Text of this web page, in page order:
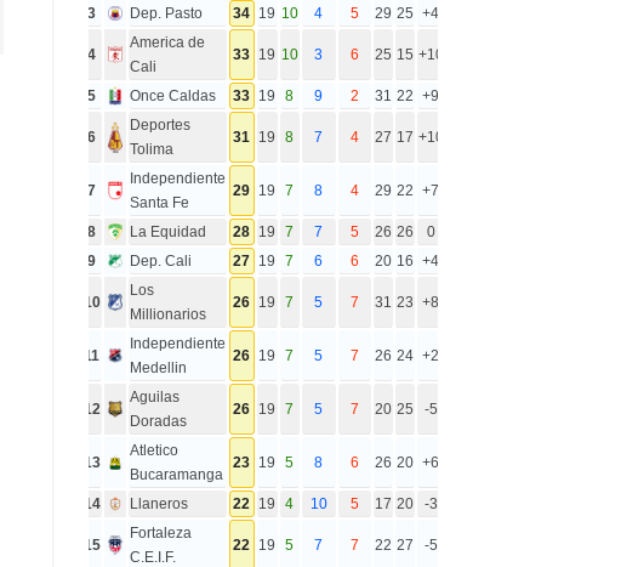
3
Dep. Pasto 34 19 10 4 5 29 25 +4
4
America de
Cali
33 19 10 3 6 25 15 +10
5 Once Caldas 33 19 8 9 2 31 22 +9
6
Deportes
Tolima
31 19 8 7 4 27 17 +10
7
Independiente
Santa Fe
29 19 7 8 4 29 22 +7
8 La Equidad 28 19 7 7 5 26 26
0
9
Dep. Cali 27 19 7 6 6 20 16 +4
10
Los
Millionarios
26 19 7 5 7 31 23 +8
11
Independiente
Medellin
26 19 7 5 7 26 24 +2
12
Aguilas
Doradas
26 19 7 5 7 20 25 -5
13
Atletico
Bucaramanga
23 19 5 8 6 26 20 +6
14 Llaneros 22 19 4 10 5 17 20 -3
15
Fortaleza
C.E.I.F.
22 19 5 7 7 22 27 -5